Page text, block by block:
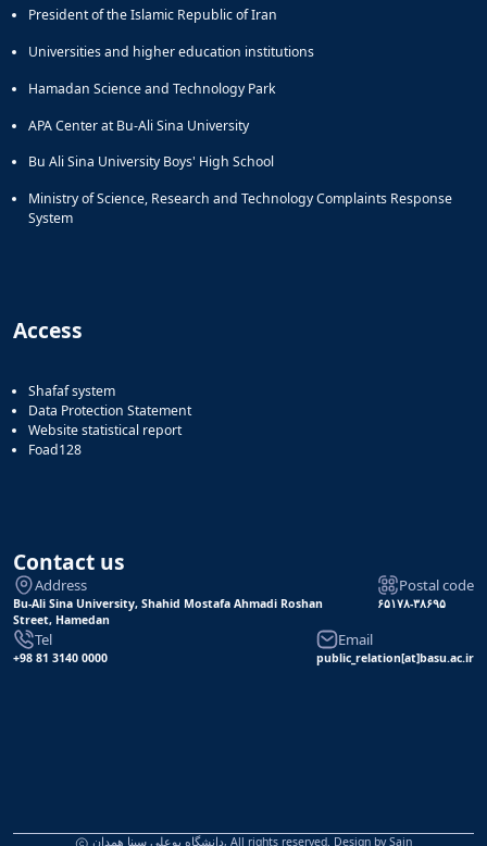
President of the Islamic Republic of Iran
Universities and higher education institutions
Hamadan Science and Technology Park
APA Center at Bu-Ali Sina University
Bu Ali Sina University Boys' High School
Ministry of Science, Research and Technology Complaints Response
System
Access
Shafaf system
Data Protection Statement
Website statistical report
Foad128
Contact us
Address
Bu-Ali Sina University, Shahid Mostafa Ahmadi Roshan
Street, Hamedan
Postal code
۶۵۱۷۸-۳۸۶۹۵
Tel
+98 81 3140 0000
Email
public_relation[at]basu.ac.ir
دانشگاه بوعلی سینا همدان, All rights reserved. Design bySain